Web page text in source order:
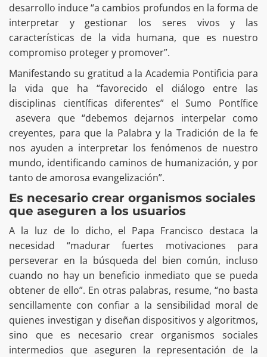
desarrollo induce “a cambios profundos en la forma de
interpretar y gestionar los seres vivos y las
características de la vida humana, que es nuestro
compromiso proteger y promover”.
Manifestando su gratitud a la Academia Pontificia para
la vida que ha “favorecido el diálogo entre las
disciplinas científicas diferentes” el Sumo Pontífice
asevera que “debemos dejarnos interpelar como
creyentes, para que la Palabra y la Tradición de la fe
nos ayuden a interpretar los fenómenos de nuestro
mundo, identificando caminos de humanización, y por
tanto de amorosa evangelización”.
Es necesario crear organismos sociales
que aseguren a los usuarios
A la luz de lo dicho, el Papa Francisco destaca la
necesidad “madurar fuertes motivaciones para
perseverar en la búsqueda del bien común, incluso
cuando no hay un beneficio inmediato que se pueda
obtener de ello”. En otras palabras, resume, “no basta
sencillamente con confiar a la sensibilidad moral de
quienes investigan y diseñan dispositivos y algoritmos,
sino que es necesario crear organismos sociales
intermedios que aseguren la representación de la